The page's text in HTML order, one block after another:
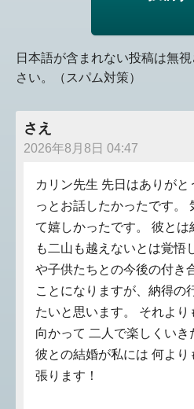
日本語が含まれない投稿は無
さい。（スパム対策）
さえ
2026年8月8日 04:47
カリン先生 先日はありがと
っとお話したかったです。
て嬉しかったです。 彼と
も二山も越えないとは覚悟
や子供たちとの今後の付き
ことになりますが、納得の
たいと思います。 それより
向かって 二人で楽しくいき
彼との結婚が私には 何よ
張ります！